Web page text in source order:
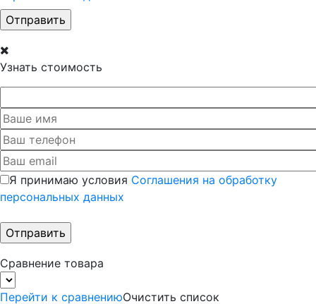
Узнать стоимость
Я принимаю условия Соглашения на обработку
персональных данных
Сравнение товара
Перейти к сравнениюОчистить список